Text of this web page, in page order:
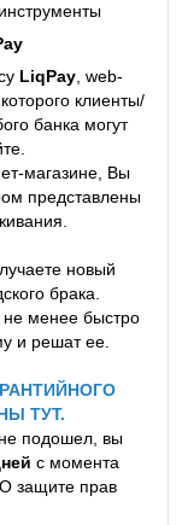
LiqPay, web-
клиенты/
банка могут
магазине, Вы
представлены
новый
брака.
не менее быстро
и решат ее.
ТУТ.
подошел, вы
с момента
защите прав